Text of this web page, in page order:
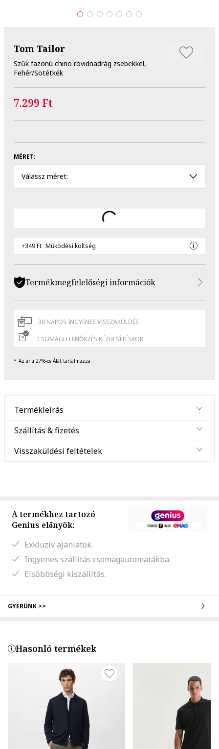
Tom Tailor
Szűk fazonú chino rövidnadrág zsebekkel,
Fehér/Sötétkék
7.299 Ft
MÉRET:
Válassz méret:
+349 Ft Működési költség
Termékmegfelelőségi információk
30 NAPOS INGYENES VISSZAKÜLDÉS
CSOMAGELLENŐRZÉS KÉZBESÍTÉSKOR
Az ár a 27%-os Áfát tartalmazza
Termékleírás
Szállítás & fizetés
Visszaküldési feltételek
A termékhez tartozó
Genius előnyök:
Exkluzív ajánlatok.
Ingyenes szállítás csomagautomatákba.
Elsőbbségi kiszállítás.
GYERÜNK >>
Hasonló termékek